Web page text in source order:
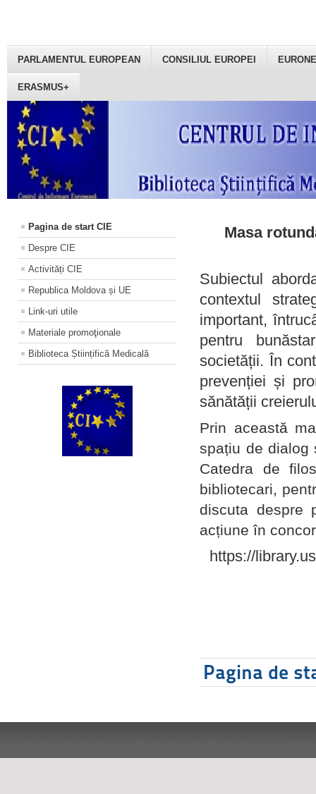
PARLAMENTUL EUROPEAN CONSILIUL EUROPEI
ERASMUS+
Pagina de start CIE
Despre CIE
Activități CIE
Republica Moldova și UE
Link-uri utile
Materiale promoţionale
Biblioteca Științifică Medicală
Masa
Subiectul
contextul
important,
pentru
societății. În
prevenției și
sănătății
Prin această
spațiu de dialog
Catedra de
bibliotecari,
discuta despre
acțiune în
https://
Pagina de